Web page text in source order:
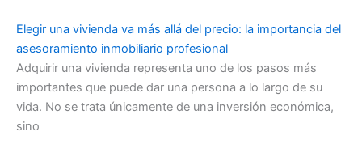
Elegir una vivienda va más allá del precio: la importancia del
asesoramiento inmobiliario profesional
Adquirir una vivienda representa uno de los pasos más
importantes que puede dar una persona a lo largo de su
vida. No se trata únicamente de una inversión económica,
sino